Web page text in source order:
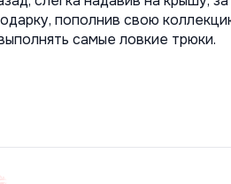
пополнив свою
самые ловкие трюки.